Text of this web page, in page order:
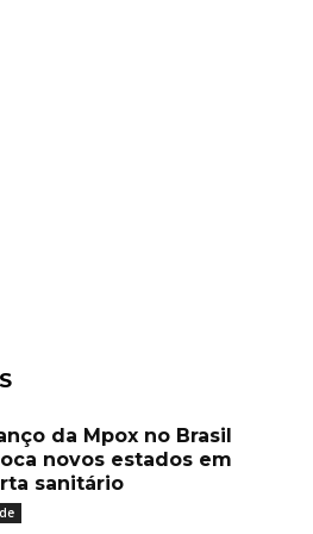
da Mpox no Brasil
novos estados em
sanitário